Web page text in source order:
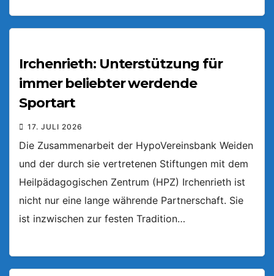
Irchenrieth: Unterstützung für
immer beliebter werdende
Sportart
17. JULI 2026
Die Zusammenarbeit der HypoVereinsbank Weiden
und der durch sie vertretenen Stiftungen mit dem
Heilpädagogischen Zentrum (HPZ) Irchenrieth ist
nicht nur eine lange währende Partnerschaft. Sie
ist inzwischen zur festen Tradition…